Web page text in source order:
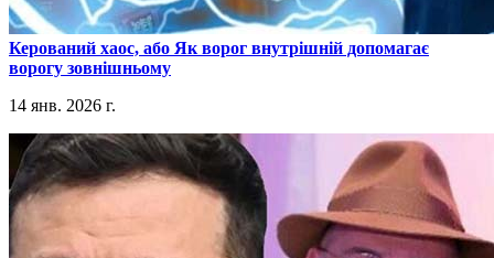
​Керований хаос, або Як ворог внутрішній допомагає
ворогу зовнішньому
14 янв. 2026 г.